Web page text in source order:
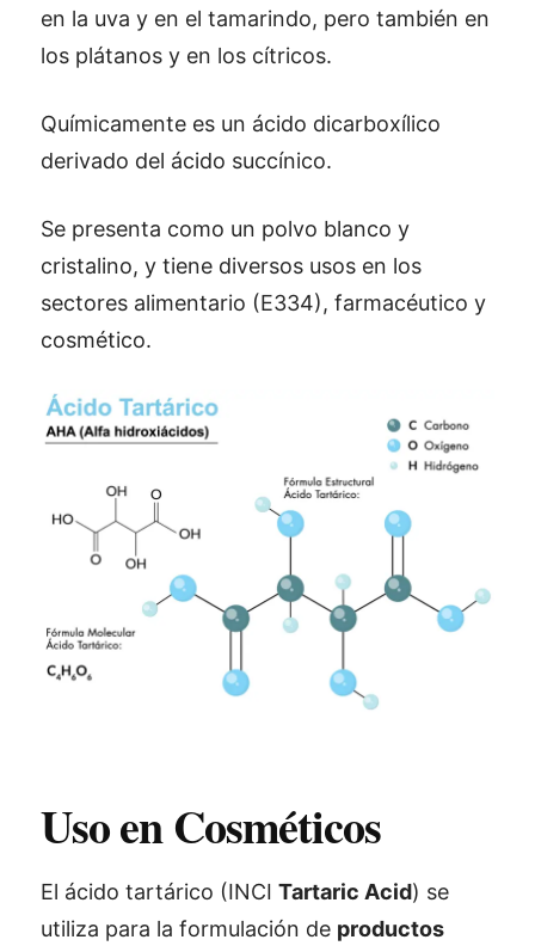
en la uva y en el tamarindo, pero también en
los plátanos y en los cítricos.
Químicamente es un ácido dicarboxílico
derivado del ácido succínico.
Se presenta como un polvo blanco y
cristalino, y tiene diversos usos en los
sectores alimentario (E334), farmacéutico y
cosmético.
Uso en Cosméticos
El ácido tartárico (INCI Tartaric Acid) se
utiliza para la formulación de productos